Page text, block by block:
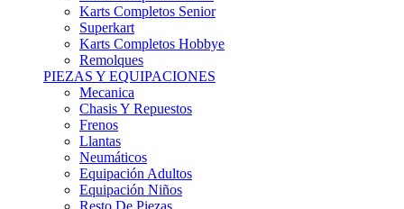
Superkart
Karts Completos Hobbye
Remolques
PIEZAS Y EQUIPACIONES
Mecanica
Chasis Y Repuestos
Frenos
Llantas
Neumáticos
Equipación Adultos
Equipación Niños
Resto De Piezas
ANUNCIOS DE COMPRA